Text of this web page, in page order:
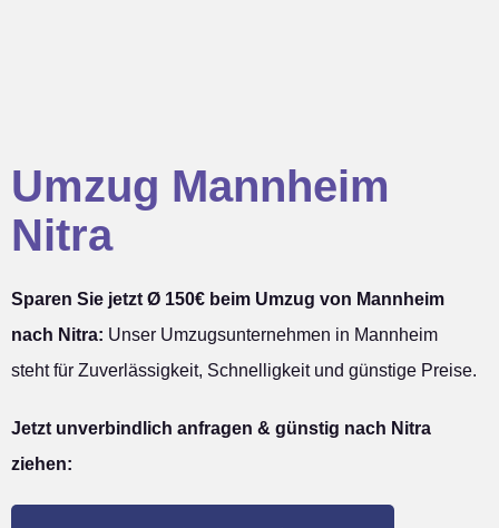
Umzug Mannheim
Nitra
Sparen Sie jetzt Ø 150€ beim Umzug von Mannheim
nach Nitra: Unser Umzugsunternehmen in Mannheim
steht für Zuverlässigkeit, Schnelligkeit und günstige Preise.
Jetzt unverbindlich anfragen & günstig nach Nitra
ziehen: